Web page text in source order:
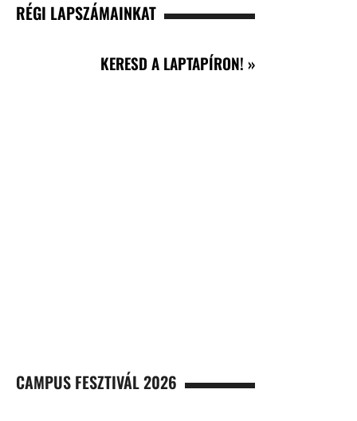
RÉGI LAPSZÁMAINKAT
KERESD A LAPTAPÍRON! »
CAMPUS FESZTIVÁL 2026